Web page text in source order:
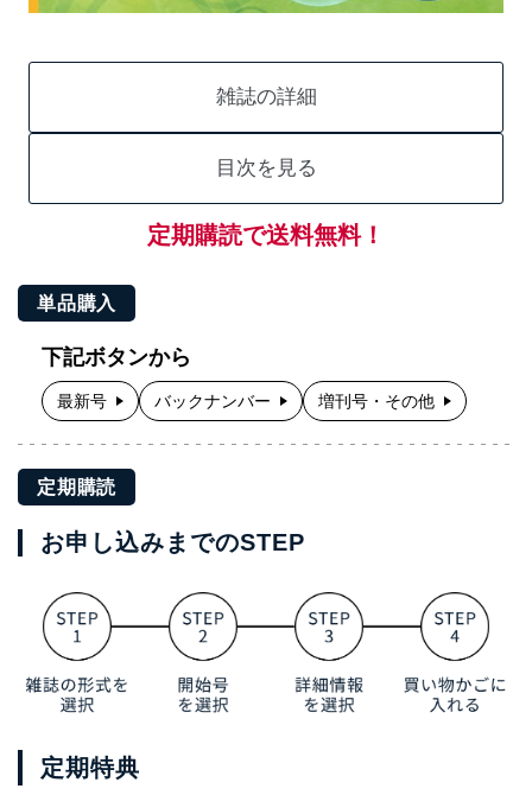
雑誌の詳細
目次を見る
定期購読で送料無料！
単品購入
下記ボタンから
最新号 バックナンバー 増刊号・その他
定期購読
お申し込みまでのSTEP
定期特典